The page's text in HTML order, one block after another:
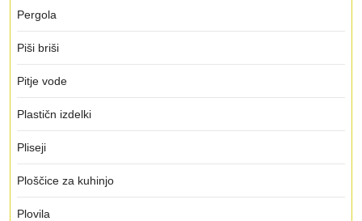
Pergola
Piši briši
Pitje vode
Plastičn izdelki
Pliseji
Ploščice za kuhinjo
Plovila